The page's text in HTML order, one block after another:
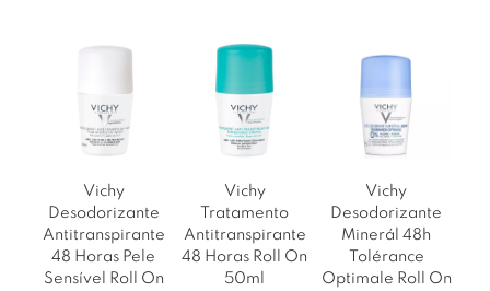
Vichy
Desodorizante
Antitranspirante
48 Horas Pele
Sensível Roll On
Vichy
Tratamento
Antitranspirante
48 Horas Roll On
50ml
Vichy
Desodorizante
Minerál 48h
Tolérance
Optimale Roll On